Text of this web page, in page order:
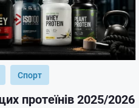
Спорт
протеїнів 2025/2026